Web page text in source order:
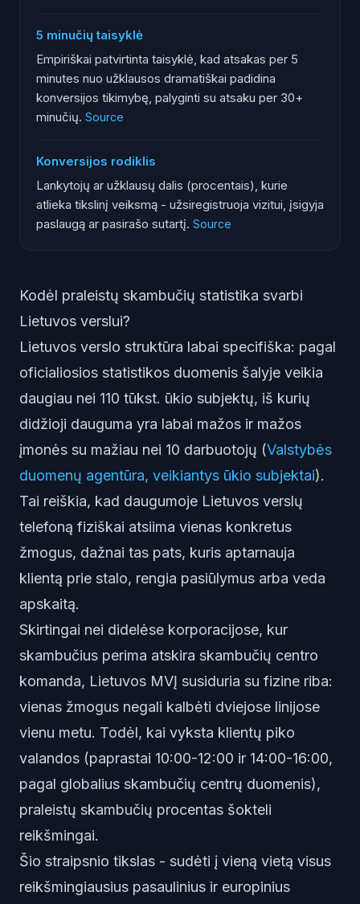
5 minučių taisyklė
Empiriškai patvirtinta taisyklė, kad atsakas per 5
minutes nuo užklausos dramatiškai padidina
konversijos tikimybę, palyginti su atsaku per 30+
minučių. Source
Konversijos rodiklis
Lankytojų ar užklausų dalis (procentais), kurie
atlieka tikslinį veiksmą - užsiregistruoja vizitui, įsigyja
paslaugą ar pasirašo sutartį. Source
Kodėl praleistų skambučių statistika svarbi
Lietuvos verslui?
Lietuvos verslo struktūra labai specifiška: pagal
oficialiosios statistikos duomenis šalyje veikia
daugiau nei 110 tūkst. ūkio subjektų, iš kurių
didžioji dauguma yra labai mažos ir mažos
įmonės su mažiau nei 10 darbuotojų (Valstybės
duomenų agentūra, veikiantys ūkio subjektai).
Tai reiškia, kad daugumoje Lietuvos verslų
telefoną fiziškai atsiima vienas konkretus
žmogus, dažnai tas pats, kuris aptarnauja
klientą prie stalo, rengia pasiūlymus arba veda
apskaitą.
Skirtingai nei didelėse korporacijose, kur
skambučius perima atskira skambučių centro
komanda, Lietuvos MVĮ susiduria su fizine riba:
vienas žmogus negali kalbėti dviejose linijose
vienu metu. Todėl, kai vyksta klientų piko
valandos (paprastai 10:00-12:00 ir 14:00-16:00,
pagal globalius skambučių centrų duomenis),
praleistų skambučių procentas šokteli
reikšmingai.
Šio straipsnio tikslas - sudėti į vieną vietą visus
reikšmingiausius pasaulinius ir europinius